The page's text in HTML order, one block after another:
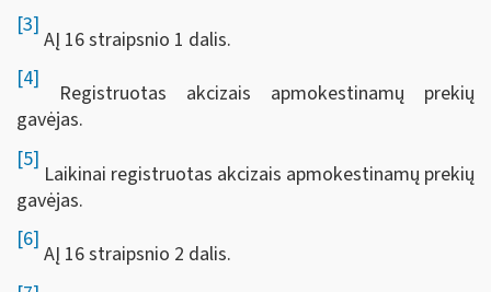
[3]
AĮ 16 straipsnio 1 dalis.
[4]
Registruotas akcizais apmokestinamų prekių
gavėjas.
[5]
Laikinai registruotas akcizais apmokestinamų prekių
gavėjas.
[6]
AĮ 16 straipsnio 2 dalis.